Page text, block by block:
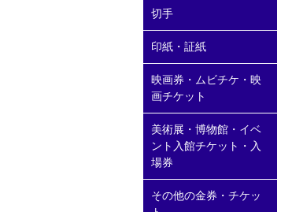
切手
印紙・証紙
映画券・ムビチケ・映
画チケット
美術展・博物館・イベ
ント入館チケット・入
場券
その他の金券・チケッ